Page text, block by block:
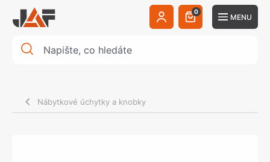
0
MENU
Nábytkové úchytky a knobky